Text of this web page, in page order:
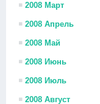
2008 Март
2008 Апрель
2008 Май
2008 Июнь
2008 Июль
2008 Август